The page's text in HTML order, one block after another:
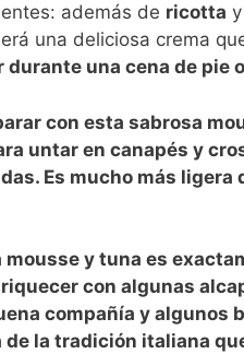
además de ricotta y
una deliciosa crema
una cena de pie
con esta sabrosa
untar en canapés y
Es mucho más ligera
moussey tuna es
con algunas
compañía y algunos
la tradición italiana